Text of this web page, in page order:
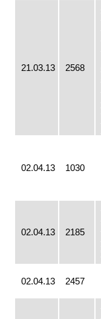
21.03.13 2568
02.04.13 1030
02.04.13 2185
02.04.13 2457